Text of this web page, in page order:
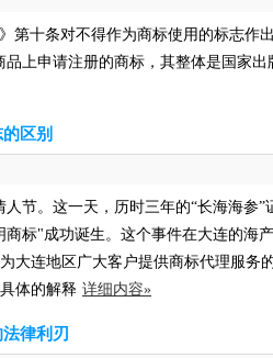
第十条对不得作为商标使用的标志作
品上申请注册的商标，其整体是国家
区别
人节。这一天，历时三年的“长海海参
商标"成功诞生。这个事件在大连的海
大连地区广大客户提供商标代理服务
体的解释 详细内容»
律利刃